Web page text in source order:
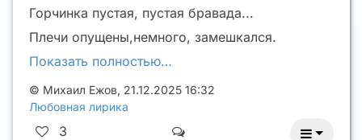
Горчинка пустая, пустая бравада...
Плечи опущены,немного, замешкался.
Показать полностью…
© Михаил Ежов, 21.12.2025 16:32
Любовная лирика
3